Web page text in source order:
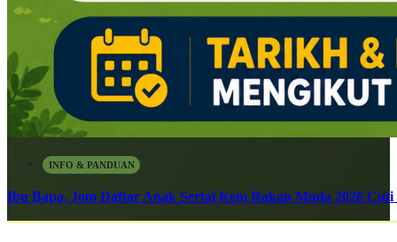
INFO & PANDUAN
Ibu Bapa, Jom Daftar Anak Sertai Kem Rakan Muda 2026